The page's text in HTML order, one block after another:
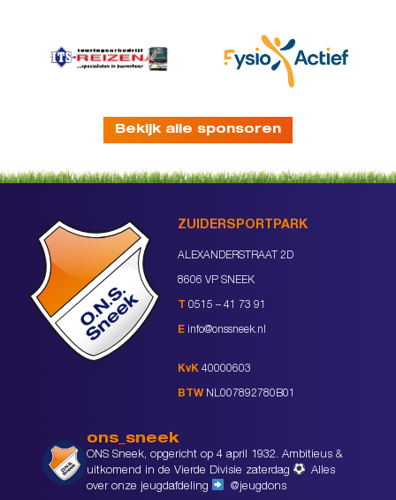
Bekijk alle sponsoren
ZUIDERSPORTPARK
ALEXANDERSTRAAT 2D
8606 VP SNEEK
T 0515 – 41 73 91
E info@onssneek.nl
KvK 40000603
BTW NL007892780B01
ons_sneek
ONS Sneek, opgericht op 4 april 1932. Ambitieus &
uitkomend in de Vierde Divisie zaterdag
Alles
over onze jeugdafdeling
@jeugdons